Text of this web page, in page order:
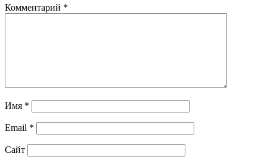
Комментарий *
Имя *
Email *
Сайт